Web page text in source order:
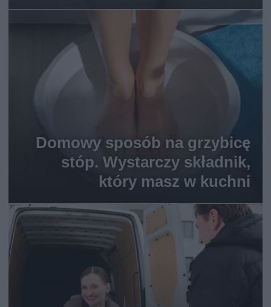
Domowy sposób na grzybicę
stóp. Wystarczy składnik,
który masz w kuchni